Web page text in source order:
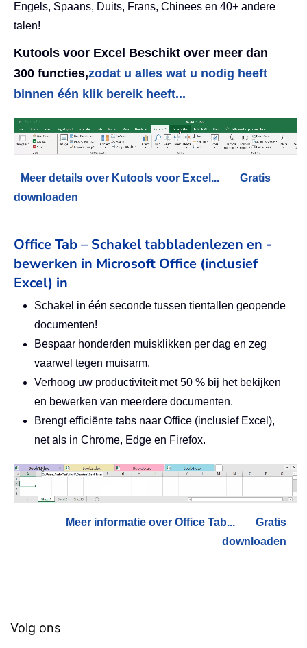
Engels, Spaans, Duits, Frans, Chinees en 40+ andere
talen!
Kutools voor Excel Beschikt over meer dan
300 functies,zodat u alles wat u nodig heeft
binnen één klik bereik heeft...
Meer details over Kutools voor Excel...
Gratis
downloaden
Office Tab – Schakel tabbladenlezen en -
bewerken in Microsoft Office (inclusief
Excel) in
Schakel in één seconde tussen tientallen geopende
documenten!
Bespaar honderden muisklikken per dag en zeg
vaarwel tegen muisarm.
Verhoog uw productiviteit met 50 % bij het bekijken
en bewerken van meerdere documenten.
Brengt efficiënte tabs naar Office (inclusief Excel),
net als in Chrome, Edge en Firefox.
Meer informatie over Office Tab...
Gratis
downloaden
Volg ons